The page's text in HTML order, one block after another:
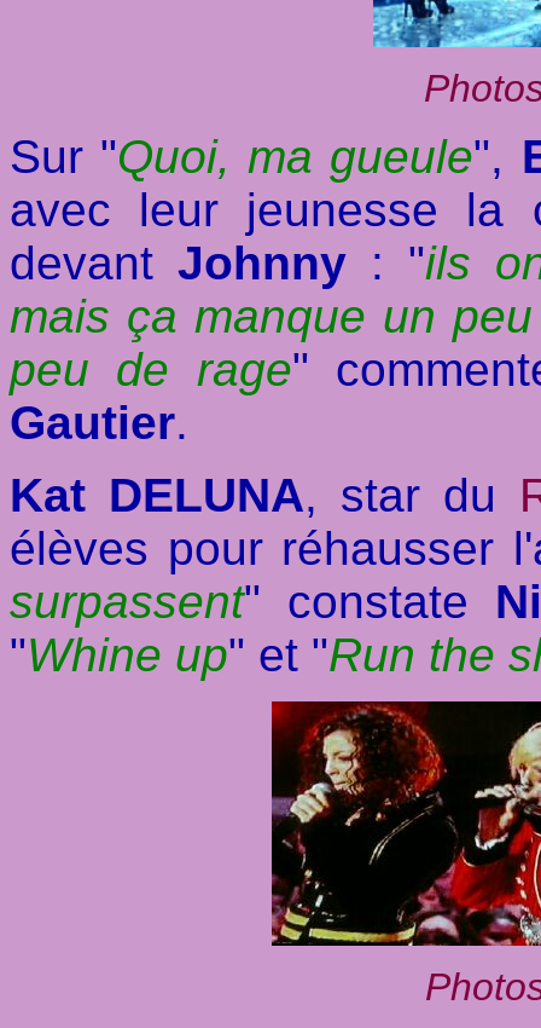
Sur "Quoi, ma gueule",
avec leur jeunesse la
devant Johnny: "ils
mais ça manque un
peu de rage"
Gautier.
Kat DELUNA, star du
élèves pour réhausser
surpassent" constate
"Whine up" et "Run the